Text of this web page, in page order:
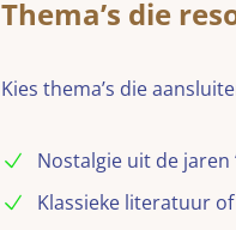
Thema’s die
Kies thema’s die
Nostalgie uit de jaren
Klassieke literatuur